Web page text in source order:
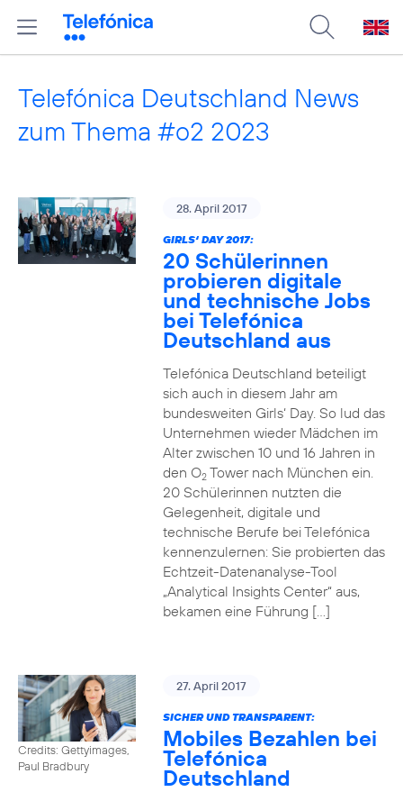
Telefónica Deutschland News
zum Thema #o2 2023
28. April 2017
GIRLS‘ DAY 2017:
20 Schülerinnen
probieren digitale
und technische Jobs
bei Telefónica
Deutschland aus
Telefónica Deutschland beteiligt
sich auch in diesem Jahr am
bundesweiten Girls‘ Day. So lud das
Unternehmen wieder Mädchen im
Alter zwischen 10 und 16 Jahren in
den O2Tower nach München ein.
20 Schülerinnen nutzten die
Gelegenheit, digitale und
technische Berufe bei Telefónica
kennenzulernen: Sie probierten das
Echtzeit-Datenanalyse-Tool
„Analytical Insights Center“ aus,
bekamen eine Führung […]
Credits: Gettyimages,
Paul Bradbury
27. April 2017
SICHER UND TRANSPARENT:
Mobiles Bezahlen bei
Telefónica
Deutschland